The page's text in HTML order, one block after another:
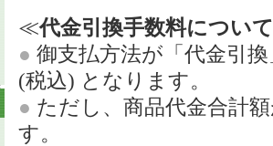
≪代金引換手数料について
● 御支払方法が「代金引
(税込) となります。
● ただし、商品代金合計
す。